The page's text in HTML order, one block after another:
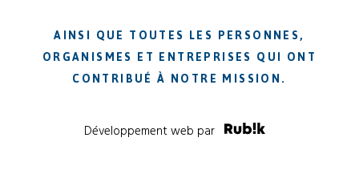
AINSI QUE TOUTES LES PERSONNES,
ORGANISMES ET ENTREPRISES QUI ONT
CONTRIBUÉ À NOTRE MISSION.
Développement web par